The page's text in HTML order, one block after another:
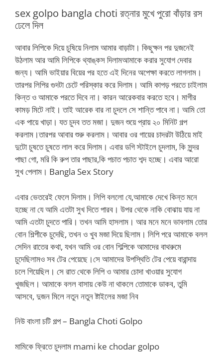
sex golpo bangla choti রত্নার মুখে পুরো বাঁড়ার রস
ঢেলে দিল
আবার লিপিকে দিয়ে চুষিয়ে নিলাম আমার বাড়াটা। কিছুক্ষন পর দুজনেই
উঠলাম আর আমি লিপিকে থ্যাঙ্কস দিলামআমাকে করার সুযোগ দেবার
জন্য। আমি ভাইয়ার বিয়ের পর হতে এই দিনের অপেক্ষা করতে লাগলাম।
তারপর লিপির গুদটা চেটে পরিস্কার করে দিলাম। আমি কাপড় পরতে চাইলাম
কিন্ত ও আমাকে পরতে দিবে না। কারন আরেকবার করতে হবে। মাগীর
কামড় মিটে নাই। তাই আরেক বার না চুদলে সে শান্তি পাবে না। আমি তো
এক পায়ে খাড়া। যত চুদব তত মজা। দুজন শুয়ে প্রায় ২০ মিনিট গল্প
করলাম।তারপর আবার শুরু করলাম। আবার ওর গায়ের চাদরটা উঠিয়ে মাই
দুটো চুষতে চুষতে লাল করে দিলাম। এবার ডগি স্টাইলে চুদলাম, কি সুন্দর
পাছা গো, মরি কি রুপ তার পাছার,কি পচাত পচাত শব্দ হচ্ছে। এবার আরো
সুখ পেলাম। Bangla Sex Story
এবার ভেতরেই ফেলে দিলাম। লিপি বললো যে,আমাকে দেখে কিন্ত মনে
হচ্ছে না যে আমি এতটা সুখ দিতে পারব। উপর থেকে নাকি বোঝায় যায় না
আমি এতটা চুদতে পারি। তখন আমি হাসলাম। আর মনে মনে ভাবলাম তোর
বোন শিল্পীকে চুদেছি, তখন ও খুব মজা দিয়ে ছিলাম। লিপি পরে আমাকে বলল
সেদিন রাতের কথা, যখন আমি ওর বোন শিল্পিকে আমাদের বাথরুমে
চুদেছিলামও সব টের পেয়েছে।সে আমাদের উপস্থিতি টের পেয়ে বারান্দায়
চলে গিয়েছিল। সে রাত থেকে লিপি ও আমার চোদা খাওয়ার সুযোগ
খুজছিল। আমাকে বলল বাসায় কেউ না থাকলে তোমাকে ডাকব, তুমি
আসবে, দুজন মিলে নতুন নতুন ষ্টাইলের মজা নিব
নিউ বাংলা চটি গল্প – Bangla Choti Golpo
মামিকে ফ্রিতে চুদলাম mami ke chodar golpo